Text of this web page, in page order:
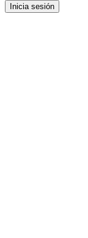
Inicia sesión